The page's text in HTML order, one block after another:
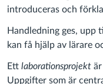
introduceras och
Handledning ges, upp
kan få hjälp av lärare
Ett laborationsprojekt
Uppgifter som är